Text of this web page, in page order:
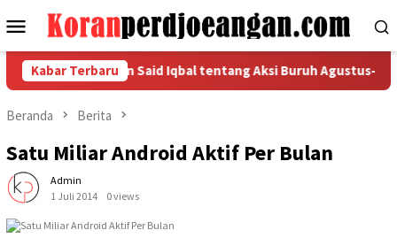
ke
Menu
Mobile
Kabar Terbaru
Pernyataan Said Iqbal tentang Aksi Buruh Agustus-
Beranda Berita
Satu Miliar Android Aktif Per Bulan
Admin
1 Juli 2014
0 views